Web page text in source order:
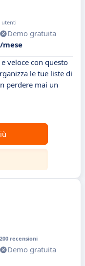
utenti
Demo gratuita
mese
veloce con questo
le tue liste di
perdere mai un
recensioni
Demo gratuita